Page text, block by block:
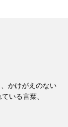
かけがえのない
いる言葉、